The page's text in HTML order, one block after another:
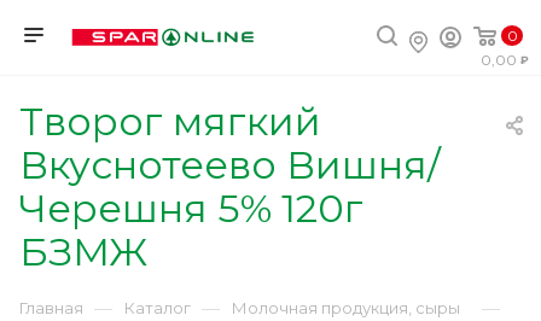
0
0,00
Творог мягкий
Вкуснотеево Вишня/
Черешня 5% 120г
БЗМЖ
Главная — Каталог — Молочная продукция, сыры —